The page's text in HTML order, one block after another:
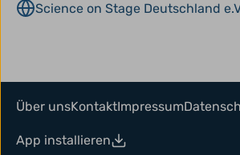
Science on Stage Deutschland
Über unsKontaktImpressum
App installieren